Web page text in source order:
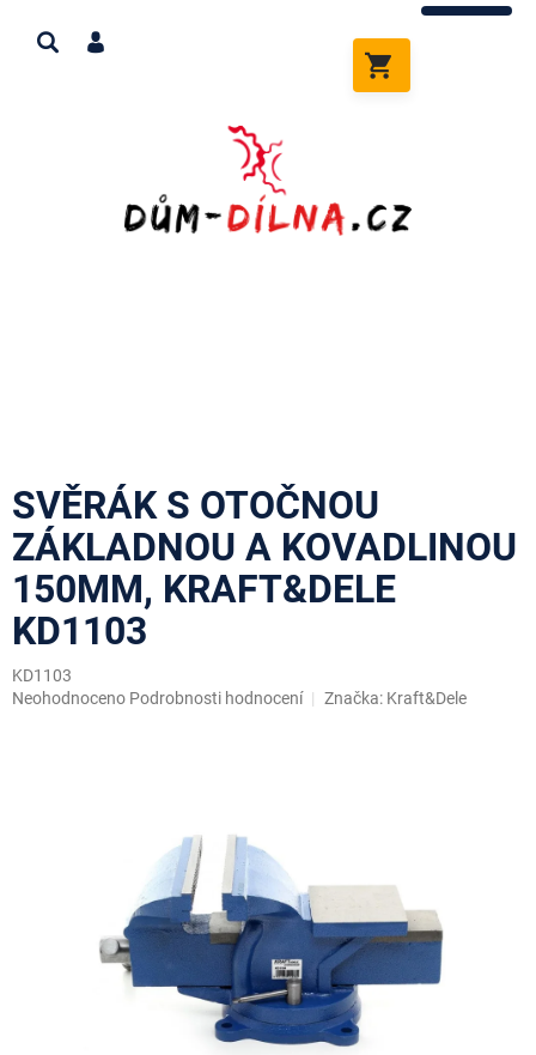
obsah
KOŠÍK
SVĚRÁK S OTOČNOU
ZÁKLADNOU A KOVADLINOU
150MM, KRAFT&DELE
KD1103
KD1103
Průměrné
Neohodnoceno Podrobnosti hodnocení Značka: Kraft&Dele